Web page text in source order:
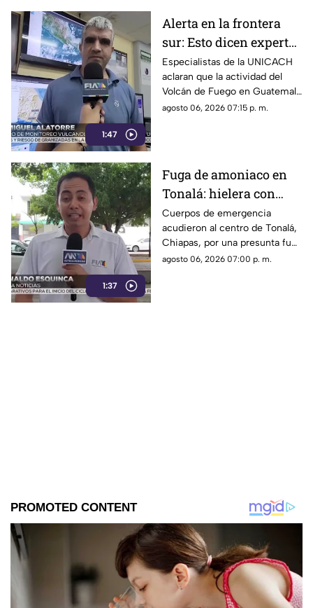
1:47
Alerta en la frontera
sur: Esto dicen expertos
sobre el Volcán de
Fuego y la ceniza en
Chiapas
Especialistas de la UNICACH
aclaran que la actividad del
Volcán de Fuego en Guatemala
no representa peligro para
agosto 06, 2026 07:15 p. m.
1:37
Fuga de amoniaco en
Tonalá: hielera con
material peligroso
genera movilización de
emergencia
Cuerpos de emergencia
acudieron al centro de Tonalá,
Chiapas, por una presunta fuga
de amoniaco en una hielería.
agosto 06, 2026 07:00 p. m.